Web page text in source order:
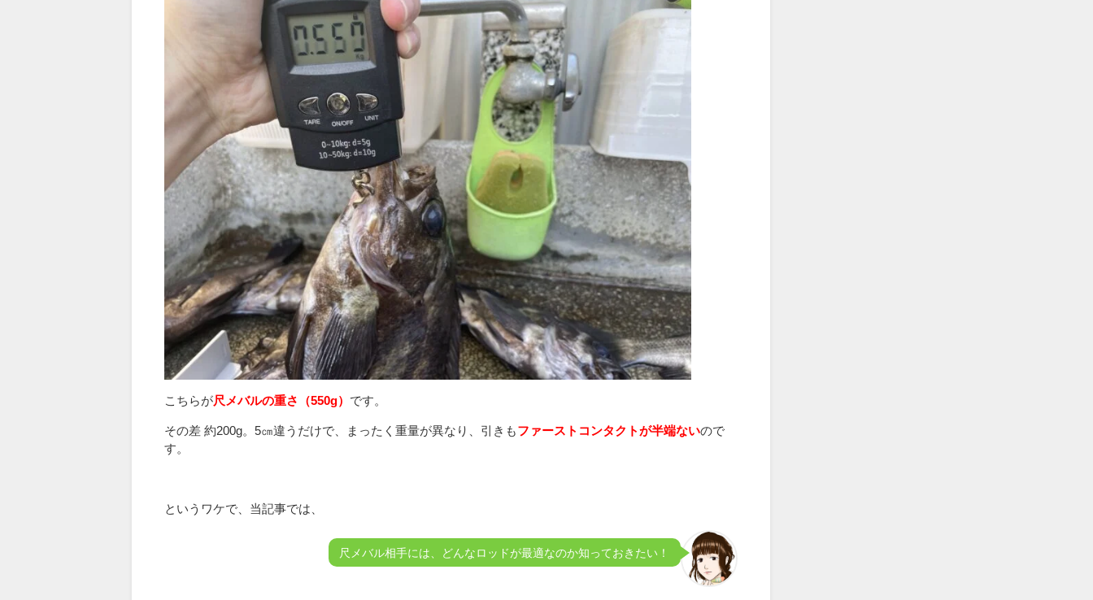
こちらが尺メバルの重さ（550g） です。
その差 約200g。5㎝違うだけで、まったく重量が異なり、引きも ファーストコンタクトが半端ないので
す。
というワケで、当記事では、
尺メバル相手には、どんなロッドが最適なのか知っておきたい！